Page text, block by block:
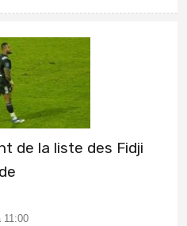
de la liste des Fidji
11:00